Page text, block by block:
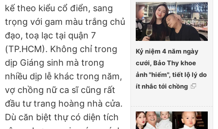
Kỷ niệm 4 năm ngày
cưới, Bảo Thy khoe
ảnh "hiếm", tiết lộ lý do
ít nhắc tới chồng
kế theo kiểu cổ điển, sang
trọng với gam màu trắng chủ
đạo, toạ lạc tại quận 7
(TP.HCM). Không chỉ trong
dịp Giáng sinh mà trong
nhiều dịp lễ khác trong năm,
vợ chồng nữ ca sĩ cũng rất
đầu tư trang hoàng nhà cửa.
Dù căn biệt thự có diện tích